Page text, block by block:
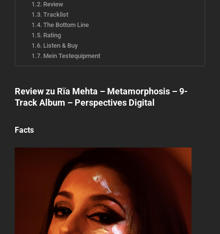
Review
Tracklist
The Bottom Line
Rating
Listen & Buy
Mein Testequipment
Review zu Rïa Mehta – Metamorphosis – 9-
Track Album – Perspectives Digital
Facts